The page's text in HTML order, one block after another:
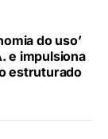
do uso’
e impulsiona
estruturado